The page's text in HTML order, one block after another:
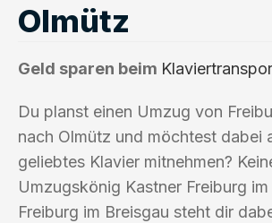
Olmütz
Geld sparen beim
Du planst einen Umzug von
nach Olmütz und möchtest dabei
geliebtes Klavier mitnehmen?
Umzugskönig Kastner Freiburg
Freiburg im Breisgau steht dir